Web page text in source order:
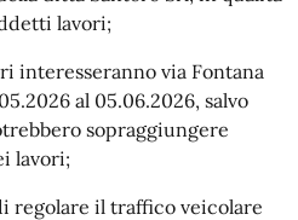
lavori;
interesseranno via Fontana
al 05.06.2026, salvo
sopraggiungere
lavori;
regolare il traffico veicolare